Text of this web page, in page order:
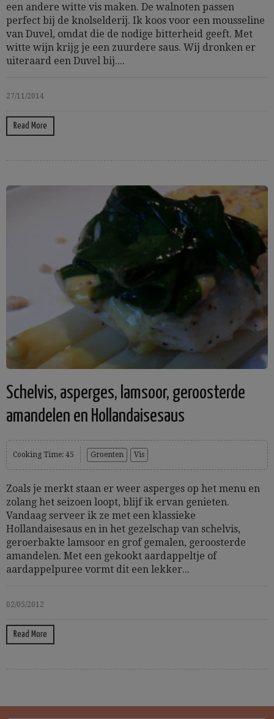
een andere witte vis maken. De walnoten passen
perfect bij de knolselderij. Ik koos voor een mousseline
van Duvel, omdat die de nodige bitterheid geeft. Met
witte wijn krijg je een zuurdere saus. Wij dronken er
uiteraard een Duvel bij....
27/11/2014
Read More
Schelvis, asperges, lamsoor, geroosterde
amandelen en Hollandaisesaus
Cooking Time: 45 Groenten Vis
Zoals je merkt staan er weer asperges op het menu en
zolang het seizoen loopt, blijf ik ervan genieten.
Vandaag serveer ik ze met een klassieke
Hollandaisesaus en in het gezelschap van schelvis,
geroerbakte lamsoor en grof gemalen, geroosterde
amandelen. Met een gekookt aardappeltje of
aardappelpuree vormt dit een lekker...
02/05/2012
Read More